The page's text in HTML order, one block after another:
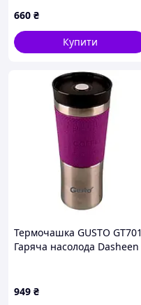
660 ₴
Купити
Термочашка GUSTO GT701
Гаряча насолода Dasheen
949 ₴